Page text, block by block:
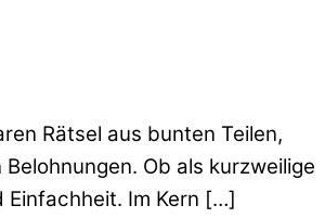
Rätsel aus bunten Teilen,
Ob als kurzweilige
Einfachheit. Im Kern […]